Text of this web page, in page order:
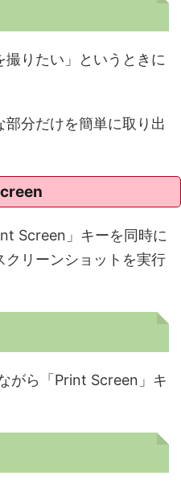
撮りたい」というときに
分だけを簡単に取り出
Screen」キーを同時に
リーンショットを実行
がら「Print Screen」キ